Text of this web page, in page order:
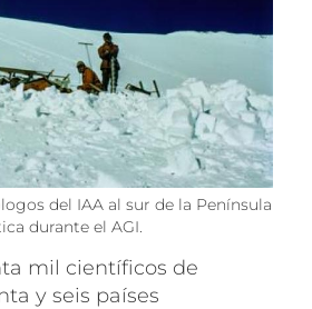
del IAA al sur de la Península
durante el AGI.
mil científicos de
y seis países